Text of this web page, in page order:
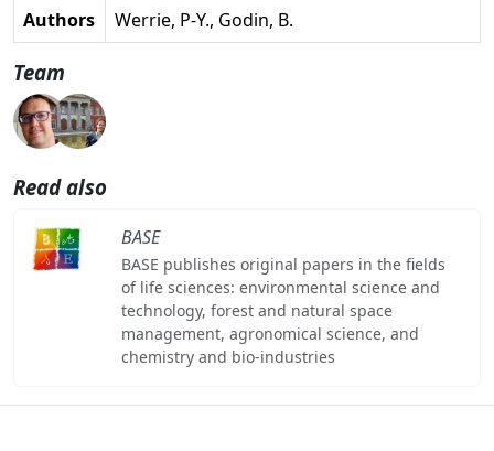
Authors
Werrie, P-Y., Godin, B.
Team
Read also
BASE
BASE publishes original papers in the fields
of life sciences: environmental science and
technology, forest and natural space
management, agronomical science, and
chemistry and bio-industries